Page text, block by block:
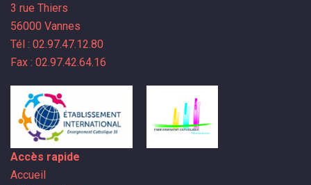
3 rue Thiers
56000 Vannes
Tél : 02.97.47.12.80
Fax : 02.97.42.64.16
Accès rapide
Accueil